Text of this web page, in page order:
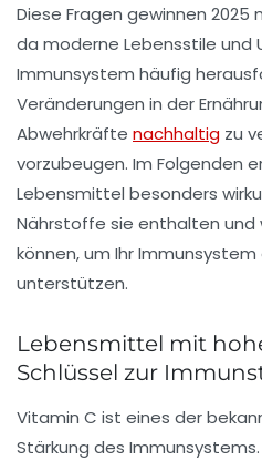
Diese Fragen gewinnen
da moderne Lebensstile und
Immunsystem häufig
Veränderungen in der
Abwehrkräfte nachhaltig zu
vorzubeugen. Im Folgenden
Lebensmittel besonders
Nährstoffe sie enthalten und
können, um Ihr
unterstützen.
Lebensmittel mit
Schlüssel zur
Vitamin C ist eines der
Stärkung des